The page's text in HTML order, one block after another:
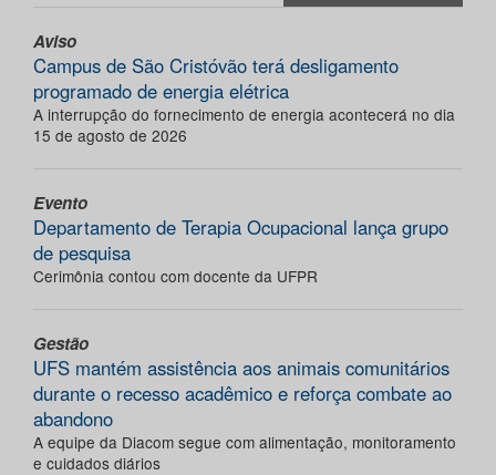
Aviso
Campus de São Cristóvão terá desligamento
programado de energia elétrica
A interrupção do fornecimento de energia acontecerá no dia
15 de agosto de 2026
Evento
Departamento de Terapia Ocupacional lança grupo
de pesquisa
Cerimônia contou com docente da UFPR
Gestão
UFS mantém assistência aos animais comunitários
durante o recesso acadêmico e reforça combate ao
abandono
A equipe da Diacom segue com alimentação, monitoramento
e cuidados diários